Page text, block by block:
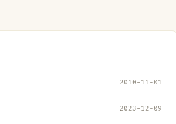
2010-11-01
2023-12-09